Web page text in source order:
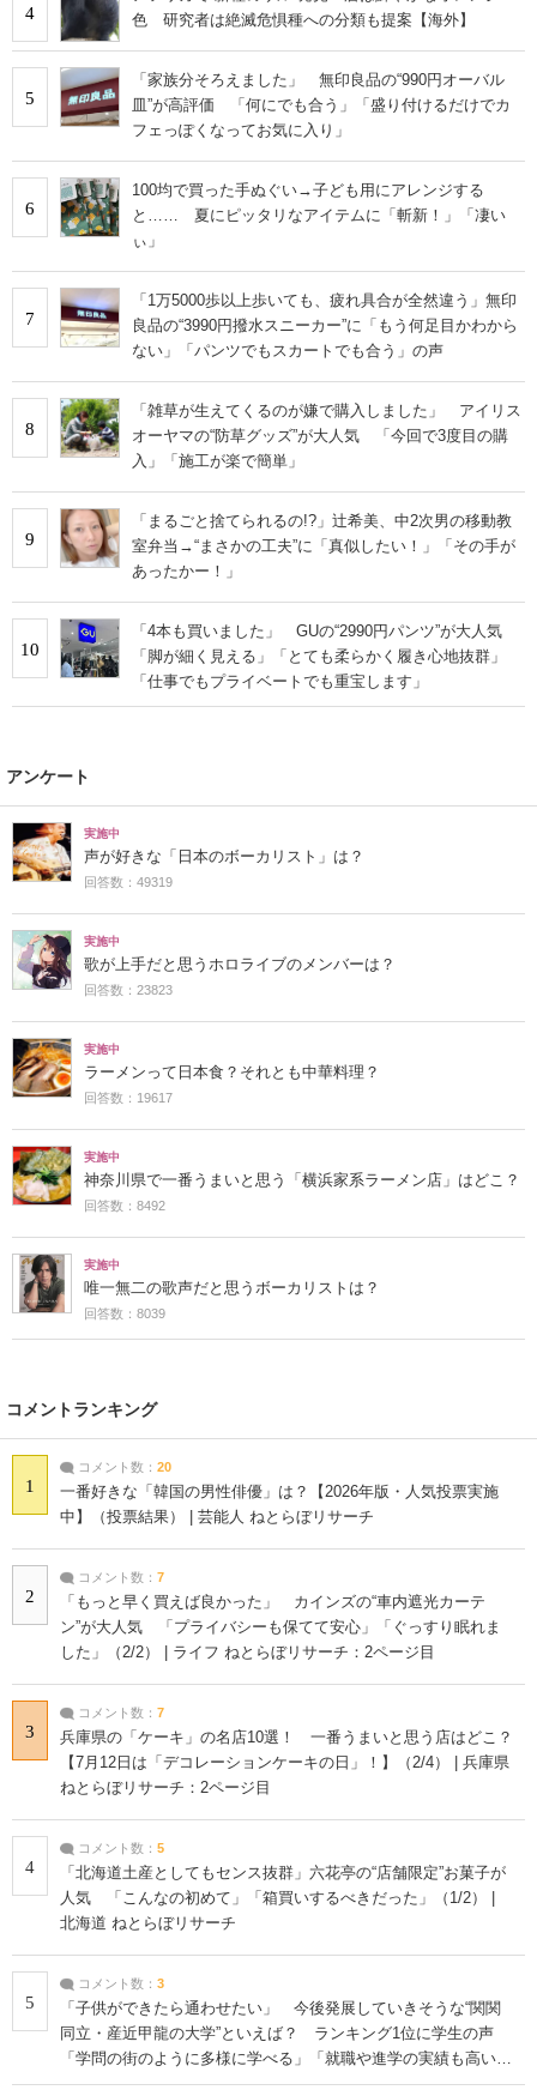
4
色 研究者は絶滅危惧種への分類も提案【海外】
5
「家族分そろえました」 無印良品の“990円オーバル
皿”が高評価 「何にでも合う」「盛り付けるだけでカ
フェっぽくなってお気に入り」
6
100均で買った手ぬぐい→子ども用にアレンジする
と…… 夏にピッタリなアイテムに「斬新！」「凄い
ぃ」
7
「1万5000歩以上歩いても、疲れ具合が全然違う」無印
良品の“3990円撥水スニーカー”に「もう何足目かわから
ない」「パンツでもスカートでも合う」の声
8
「雑草が生えてくるのが嫌で購入しました」 アイリス
オーヤマの“防草グッズ”が大人気 「今回で3度目の購
入」「施工が楽で簡単」
9
「まるごと捨てられるの!?」辻希美、中2次男の移動教
室弁当→“まさかの工夫”に「真似したい！」「その手が
あったかー！」
10
「4本も買いました」 GUの“2990円パンツ”が大人気
「脚が細く見える」「とても柔らかく履き心地抜群」
「仕事でもプライベートでも重宝します」
アンケート
実施中
声が好きな「日本のボーカリスト」は？
回答数：49319
実施中
歌が上手だと思うホロライブのメンバーは？
回答数：23823
実施中
ラーメンって日本食？それとも中華料理？
回答数：19617
実施中
神奈川県で一番うまいと思う「横浜家系ラーメン店」はどこ？
回答数：8492
実施中
唯一無二の歌声だと思うボーカリストは？
回答数：8039
コメントランキング
1
コメント数： 20
一番好きな「韓国の男性俳優」は？【2026年版・人気投票実施
中】（投票結果） | 芸能人 ねとらぼリサーチ
2
コメント数： 7
「もっと早く買えば良かった」 カインズの“車内遮光カーテ
ン”が大人気 「プライバシーも保てて安心」「ぐっすり眠れま
した」（2/2） | ライフ ねとらぼリサーチ：2ページ目
3
コメント数： 7
兵庫県の「ケーキ」の名店10選！ 一番うまいと思う店はどこ？
【7月12日は「デコレーションケーキの日」！】（2/4） | 兵庫県
ねとらぼリサーチ：2ページ目
4
コメント数： 5
「北海道土産としてもセンス抜群」六花亭の“店舗限定”お菓子が
人気 「こんなの初めて」「箱買いするべきだった」（1/2） |
北海道 ねとらぼリサーチ
5
コメント数： 3
「子供ができたら通わせたい」 今後発展していきそうな“関関
同立・産近甲龍の大学”といえば？ ランキング1位に学生の声
「学問の街のように多様に学べる」「就職や進学の実績も高い」
| 大学 ねとらぼリサーチ